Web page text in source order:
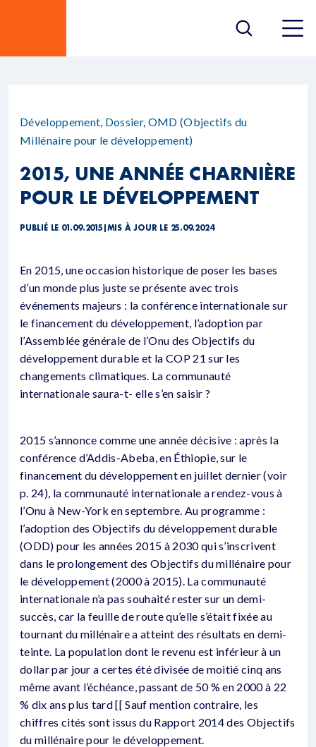
Développement, Dossier, OMD (Objectifs du
Millénaire pour le développement)
2015, UNE ANNÉE CHARNIÈRE
POUR LE DÉVELOPPEMENT
PUBLIÉ LE 01.09.2015 MIS À JOUR LE 25.09.2024
En 2015, une occasion historique de poser les bases
d’un monde plus juste se présente avec trois
événements majeurs : la conférence internationale sur
le financement du développement, l’adoption par
l’Assemblée générale de l’Onu des Objectifs du
développement durable et la COP 21 sur les
changements climatiques. La communauté
internationale saura-t- elle s’en saisir ?
2015 s’annonce comme une année décisive : après la
conférence d’Addis-Abeba, en Éthiopie, sur le
financement du développement en juillet dernier (voir
p. 24), la communauté internationale a rendez-vous à
l’Onu à New-York en septembre. Au programme :
l’adoption des Objectifs du développement durable
(ODD) pour les années 2015 à 2030 qui s’inscrivent
dans le prolongement des Objectifs du millénaire pour
le développement (2000 à 2015). La communauté
internationale n’a pas souhaité rester sur un demi-
succès, car la feuille de route qu’elle s’était fixée au
tournant du millénaire a atteint des résultats en demi-
teinte. La population dont le revenu est inférieur à un
dollar par jour a certes été divisée de moitié cinq ans
même avant l’échéance, passant de 50 % en 2000 à 22
% dix ans plus tard [[ Sauf mention contraire, les
chiffres cités sont issus du Rapport 2014 des Objectifs
du millénaire pour le développement.